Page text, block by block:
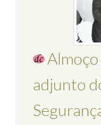
adjunto